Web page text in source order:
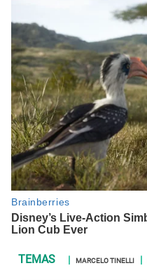
MARCELO TINELLI